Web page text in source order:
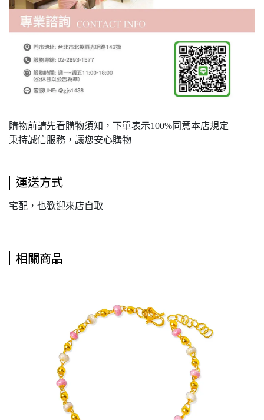
購物前請先看購物須知，下單表示100%同意本店規定
秉持誠信服務，讓您安心購物
運送方式
宅配，也歡迎來店自取
相關商品